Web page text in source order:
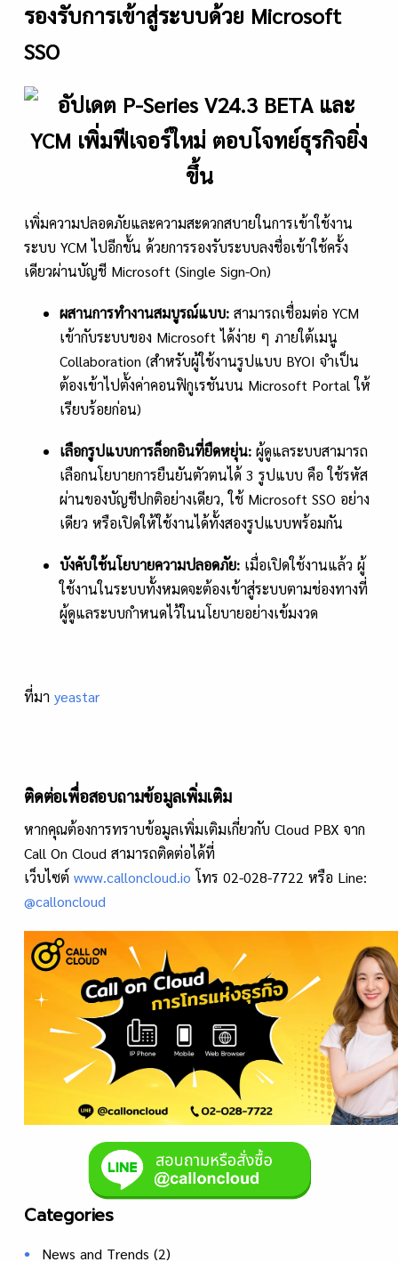
รองรับการเข้าสู่ระบบด้วย Microsoft
SSO
เพิ่มความปลอดภัยและความสะดวกสบายในการเข้าใช้งาน
ระบบ YCM ไปอีกขั้น ด้วยการรองรับระบบลงชื่อเข้าใช้ครั้ง
เดียวผ่านบัญชี Microsoft (Single Sign-On)
ผสานการทำงานสมบูรณ์แบบ: สามารถเชื่อมต่อ YCM
เข้ากับระบบของ Microsoft ได้ง่าย ๆ ภายใต้เมนู
Collaboration (สำหรับผู้ใช้งานรูปแบบ BYOI จำเป็น
ต้องเข้าไปตั้งค่าคอนฟิกูเรชันบน Microsoft Portal ให้
เรียบร้อยก่อน)
เลือกรูปแบบการล็อกอินที่ยืดหยุ่น: ผู้ดูแลระบบสามารถ
เลือกนโยบายการยืนยันตัวตนได้ 3 รูปแบบ คือ ใช้รหัส
ผ่านของบัญชีปกติอย่างเดียว, ใช้ Microsoft SSO อย่าง
เดียว หรือเปิดให้ใช้งานได้ทั้งสองรูปแบบพร้อมกัน
บังคับใช้นโยบายความปลอดภัย: เมื่อเปิดใช้งานแล้ว ผู้
ใช้งานในระบบทั้งหมดจะต้องเข้าสู่ระบบตามช่องทางที่
ผู้ดูแลระบบกำหนดไว้ในนโยบายอย่างเข้มงวด
ที่มา yeastar
ติดต่อเพื่อสอบถามข้อมูลเพิ่มเติม
หากคุณต้องการทราบข้อมูลเพิ่มเติมเกี่ยวกับ Cloud PBX จาก
Call On Cloud สามารถติดต่อได้ที่
เว็บไซต์ www.calloncloud.io โทร 02-028-7722 หรือ Line:
@calloncloud
Categories
News and Trends (2)